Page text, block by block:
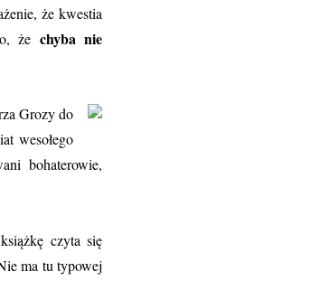
że kwestia
że chyba nie
Grozy do
wesołego
bohaterowie,
czyta się
ma tu typowej